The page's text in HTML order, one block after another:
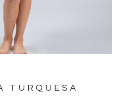
TURQUESA